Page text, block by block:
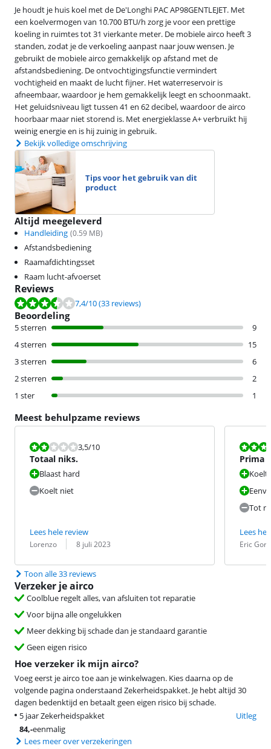
Je houdt je huis koel met de De'Longhi PAC AP98GENTLEJET. Met
een koelvermogen van 10.700 BTU/h zorg je voor een prettige
koeling in ruimtes tot 31 vierkante meter. De mobiele airco heeft 3
standen, zodat je de verkoeling aanpast naar jouw wensen. Je
gebruikt de mobiele airco gemakkelijk op afstand met de
afstandsbediening. De ontvochtigingsfunctie vermindert
vochtigheid en maakt de lucht fijner. Het waterreservoir is
afneembaar, waardoor je hem gemakkelijk leegt en schoonmaakt.
Het geluidsniveau ligt tussen 41 en 62 decibel, waardoor de airco
hoorbaar maar niet storend is. Met energieklasse A+ verbruikt hij
weinig energie en is hij zuinig in gebruik.
Bekijk volledige omschrijving
Tips voor het gebruik van dit
product
Altijd meegeleverd
Handleiding (0.59 MB)
Afstandsbediening
Raamafdichtingsset
Raam lucht-afvoerset
Reviews
Beoordeling is 7,4 van de 10, gebaseerd op 33 reviews.
7,4/10(33 reviews)
Beoordeling
5 sterren
9
4 sterren
15
3 sterren
6
2 sterren
2
1 ster
1
Meest behulpzame reviews
Beoordeling is 3,5 van de 10.
3,5/10
Totaal niks.
Blaast hard
Koelt niet
Lees hele review
Beoordeling door:
Lorenzo
Datum: 8 juli 2023
Prima
Koelt
Tot
Lees
Eric
Datum:
Toon alle 33 reviews
Verzeker je airco
Coolblue regelt alles, van afsluiten tot reparatie
Voor bijna alle ongelukken
Meer dekking bij schade dan je standaard garantie
Geen eigen risico
Hoe verzeker ik mijn airco?
Voeg eerst je airco toe aan je winkelwagen. Kies daarna op de
volgende pagina onderstaand Zekerheidspakket. Je hebt altijd 30
dagen bedenktijd en betaalt geen eigen risico bij schade.
5 jaar Zekerheidspakket
Uitleg
84,-eenmalig
Lees meer over verzekeringen